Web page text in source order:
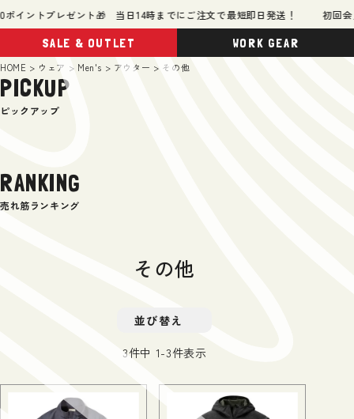
イントプレゼント🎁 当日14時までにご注文で最短即日発送！ 初回会
WORK GEAR
HOME ウェア Men's アウター その他
PICKUP
ピックアップ
RANKING
売れ筋ランキング
その他
並び替え
3件中 1-3件表示
SALE & OUTLET